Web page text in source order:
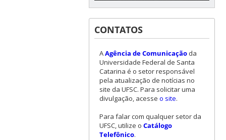
CONTATOS
AAgência de Comunicaçãoda
Universidade Federal de Santa
Catarina é o setor responsável
pela atualização de notícias no
site da UFSC. Para solicitar uma
divulgação, acesse o site.
Para falar com qualquer setor da
UFSC, utilize o Catálogo
Telefônico.